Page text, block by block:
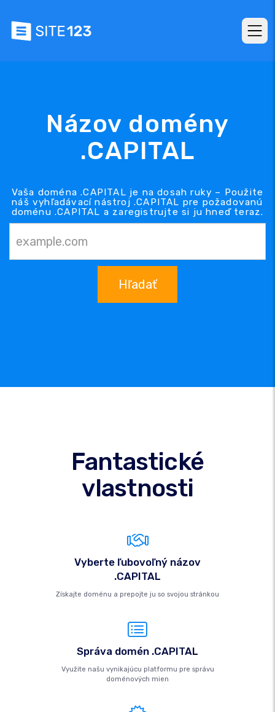
Názov domény
.CAPITAL
Vaša doména .CAPITAL je na dosah ruky – Použite
náš vyhľadávací nástroj .CAPITAL pre požadovanú
doménu .CAPITAL a zaregistrujte si ju hneď teraz.
Hľadať
Fantastické
vlastnosti
Vyberte ľubovoľný názov
.CAPITAL
Získajte doménu a prepojte ju so svojou stránkou
Správa domén .CAPITAL
Využite našu vynikajúcu platformu pre správu
doménových mien